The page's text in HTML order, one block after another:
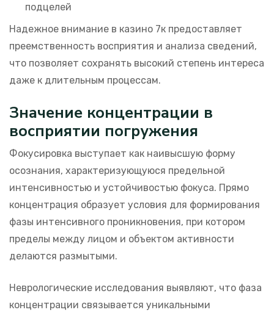
подцелей
Надежное внимание в казино 7к предоставляет
преемственность восприятия и анализа сведений,
что позволяет сохранять высокий степень интереса
даже к длительным процессам.
Значение концентрации в
восприятии погружения
Фокусировка выступает как наивысшую форму
осознания, характеризующуюся предельной
интенсивностью и устойчивостью фокуса. Прямо
концентрация образует условия для формирования
фазы интенсивного проникновения, при котором
пределы между лицом и объектом активности
делаются размытыми.
Неврологические исследования выявляют, что фаза
концентрации связывается уникальными